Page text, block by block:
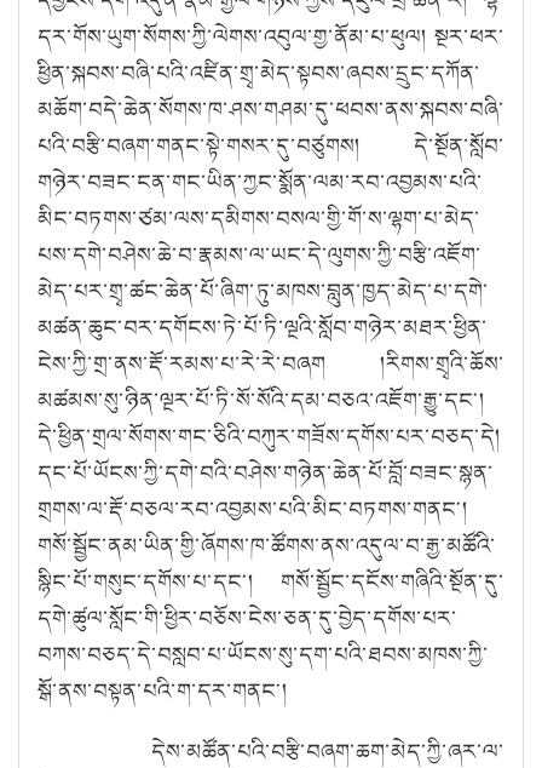
དར་གོས་ཡུག་སོགས་ཀྱི་ལེགས་འབུལ་གྱ་ནོམ་པ་ཕུལ། སྔར་ཕར་
ཕྱིན་སྐབས་བཞི་པའི་འཛིན་གྲྭ་མེད་སྟབས་ཞབས་དྲུང་དཀོན་
མཆོག་བདེ་ཆེན་སོགས་ཁ་ཤས་གཤམ་དུ་ཕབས་ནས་སྐབས་བཞི་
པའི་བརྩི་བཞག་གནང་སྟེ་གསར་དུ་བཙུགས། དེ་སྔོན་སློབ་
གཉེར་བཟང་ངན་གང་ཡིན་ཀྱང་སྨོན་ལམ་རབ་འབྱམས་པའི་
མིང་བཏགས་ཙམ་ལས་དམིགས་བསལ་གྱི་གོ་ས་ལྷག་པ་མེད་
པས་དགེ་བཤེས་ཆེ་བ་རྣམས་ལ་ཡང་དེ་ལུགས་ཀྱི་བརྩི་འཇོག་
མེད་པར་གྲྭ་ཚང་ཆེན་པོ་ཞིག་ཏུ་མཁས་བླུན་ཁྱད་མེད་པ་དགེ་
མཚན་ཆུང་བར་དགོངས་ཏེ་པོ་ཏི་ལྔའི་སློབ་གཉེར་མཐར་ཕྱིན་
ངེས་ཀྱི་གྲ་ནས་རྡོ་རམས་པ་རེ་རེ་བཞག །རིགས་གྲྭའི་ཆོས་
མཚམས་སུ་ཉིན་ལྔར་པོ་ཏི་སོ་སོའི་དམ་བཅའ་འཇོག་རྒྱུ་དང༌།
དེ་ཕྱིན་གྲལ་སོགས་གང་ཅིའི་བཀུར་གཟོས་དགོས་པར་བཅད་དེ།
དང་པོ་ཡོངས་ཀྱི་དགེ་བའི་བཤེས་གཉེན་ཆེན་པོ་བློ་བཟང་སྙན་
གྲགས་ལ་རྡོ་བཅལ་རབ་འབྱམས་པའི་མིང་བཏགས་གནང༌།
གསོ་སྦྱོང་ནམ་ཡིན་གྱི་ཞོགས་ཁ་ཚོགས་ནས་འདུལ་བ་རྒྱ་མཚོའི་
སྙིང་པོ་གསུང་དགོས་པ་དང༌། གསོ་སྦྱོང་དངོས་གཞིའི་སྔོན་དུ་
དགེ་ཚུལ་སློང་གི་ཕྱིར་བཅོས་ངེས་ཅན་དུ་བྱེད་དགོས་པར་
བཀས་བཅད་དེ་བསླབ་པ་ཡོངས་སུ་དག་པའི་ཐབས་མཁས་ཀྱི་
སྒོ་ནས་བསྟན་པའི་ག་དར་གནང༌།
དེས་མཚོན་པའི་བརྩི་བཞག་ཆག་མེད་ཀྱི་ཞར་ལ་